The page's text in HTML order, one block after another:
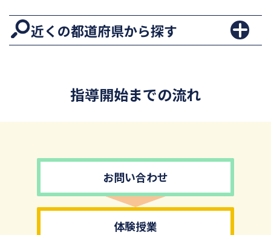
近くの都道府県から探す
指導開始までの流れ
お問い合わせ
体験授業